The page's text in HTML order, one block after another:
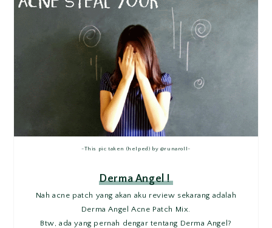
-This pic taken (helped) by @runaroll-
Derma Angel !
Nah acne patch yang akan aku review sekarang adalah
Derma Angel Acne Patch Mix.
Btw, ada yang pernah dengar tentang Derma Angel?